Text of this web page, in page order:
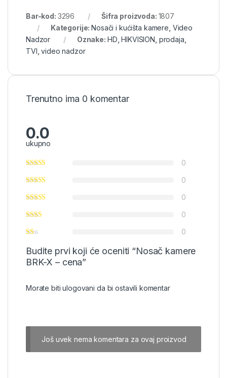
Bar-kod: 3296 Šifra proizvoda: 1807
Kategorije: Nosači i kućišta kamere, Video
Nadzor
Oznake: HD, HIKVISION, prodaja,
TVI ,video nadzor
Trenutno ima 0 komentar
0.0
ukupno
0
0
0
0
0
Budite prvi koji će oceniti “Nosač kamere
BRK-X – cena”
Morate bitiulogovani da bi ostavili komentar
Još uvek nema komentara za ovaj proizvod